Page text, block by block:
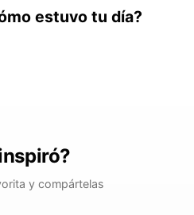
estuvo tu día?
y compártelas